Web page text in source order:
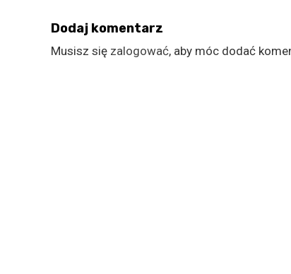
Dodaj komentarz
Musisz się zalogować, aby móc dodać